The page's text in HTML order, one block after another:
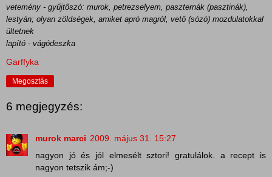
vetemény - gyűjtőszó: murok, petrezselyem, paszternák (pasztinák),
lestyán; olyan zöldségek, amiket apró magról, vető (sózó) mozdulatokkal
ültetnek
lapító - vágódeszka
Garffyka
Megosztás
6 megjegyzés:
murok marci 2009. május 31. 15:27
nagyon jó és jól elmesélt sztori! gratulálok. a recept is
nagyon tetszik ám;-)